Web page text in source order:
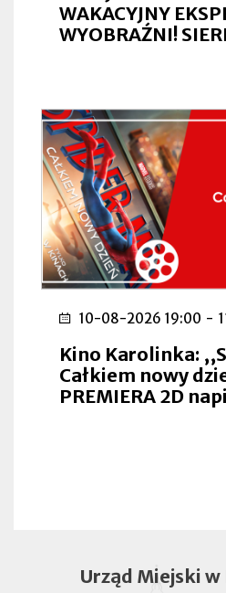
WAKACYJNY
WYOBRAŹNI!
10-08-2026 19:00 -
Kino Karolinka:
Całkiem nowy
PREMIERA 2D
Urząd Miejski